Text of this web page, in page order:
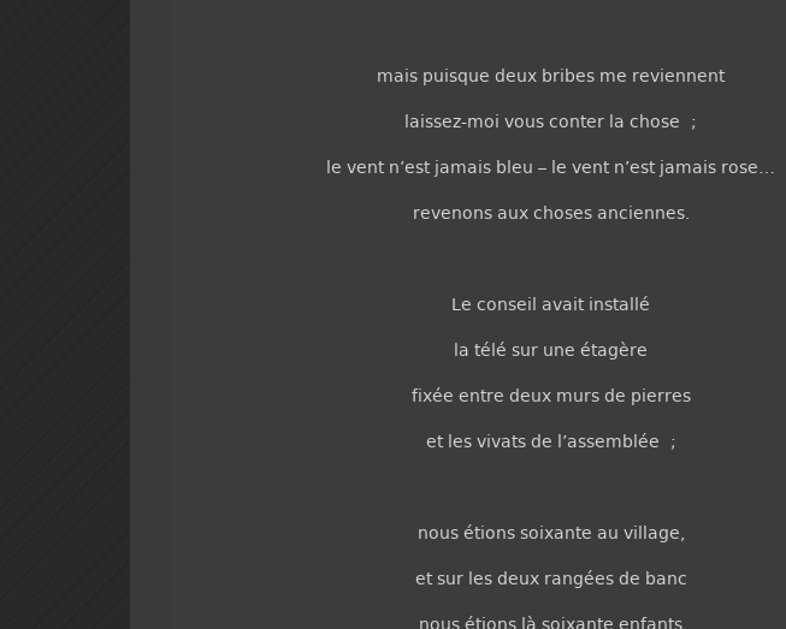
mais puisque deux bribes me reviennent
laissez-moi vous conter la chose ;
le vent n’est jamais bleu – le vent n’est jamais rose…
revenons aux choses anciennes.
Le conseil avait installé
la télé sur une étagère
fixée entre deux murs de pierres
et les vivats de l’assemblée ;
nous étions soixante au village,
et sur les deux rangées de banc
nous étions là soixante enfants